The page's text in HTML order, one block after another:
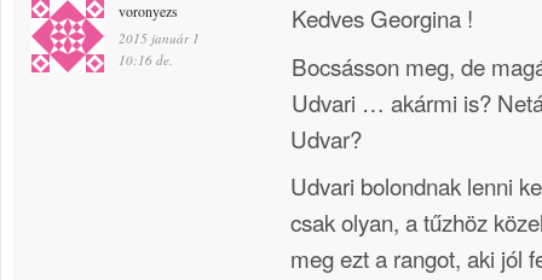
voronyezs
2015 január 1
10:16 de.
Kedves Georgina !
Bocsásson meg, de
Udvari … akármi is?
Udvar?
Udvari bolondnak lenni
csak olyan, a tűzhöz
meg ezt a rangot, aki jól